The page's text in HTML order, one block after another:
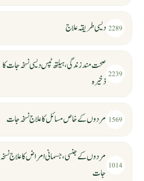
2289 دیسی طریقہ علاج
2239
صحت مند زندگی، ہیلتھ ٹپس دیسی نسخہ جات کا
ذخیرہ
1569 مردوں کے خاص مسائل کا علاج نسخہ جات
1014
مردوں کے جنسی، جسمانی امراض کا علاج نسخہ
جات